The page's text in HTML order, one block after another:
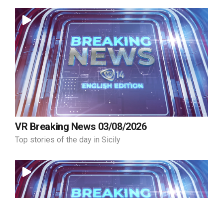
VR Breaking News 03/08/2026
Top stories of the day in Sicily